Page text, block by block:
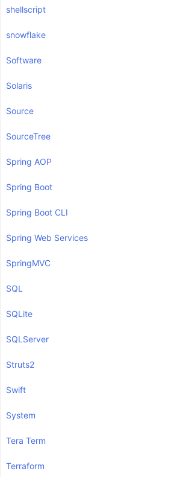
shellscript
snowflake
Software
Solaris
Source
SourceTree
Spring AOP
Spring Boot
Spring Boot CLI
Spring Web Services
SpringMVC
SQL
SQLite
SQLServer
Struts2
Swift
System
Tera Term
Terraform